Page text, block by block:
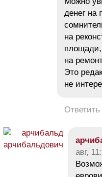
денег на
на
на
Это
не
Ответить
авг,